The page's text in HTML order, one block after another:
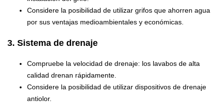
Considere la posibilidad de utilizar grifos que ahorren agua
por sus ventajas medioambientales y económicas.
3. Sistema de drenaje
Compruebe la velocidad de drenaje: los lavabos de alta
calidad drenan rápidamente.
Considere la posibilidad de utilizar dispositivos de drenaje
antiolor.